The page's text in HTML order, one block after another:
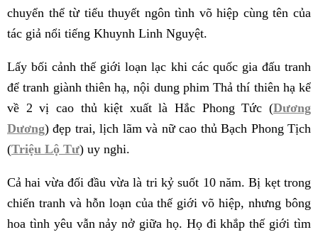
chuyển thể từ tiểu thuyết ngôn tình võ hiệp cùng tên của
tác giả nổi tiếng Khuynh Linh Nguyệt.
Lấy bối cảnh thế giới loạn lạc khi các quốc gia đấu tranh
để tranh giành thiên hạ, nội dung phim Thả thí thiên hạ kể
về 2 vị cao thủ kiệt xuất là Hắc Phong Tức (Dương
Dương) đẹp trai, lịch lãm và nữ cao thủ Bạch Phong Tịch
(Triệu Lộ Tư) uy nghi.
Cả hai vừa đối đầu vừa là tri kỷ suốt 10 năm. Bị kẹt trong
chiến tranh và hỗn loạn của thế giới võ hiệp, nhưng bông
hoa tình yêu vẫn nảy nở giữa họ. Họ đi khắp thế giới tìm